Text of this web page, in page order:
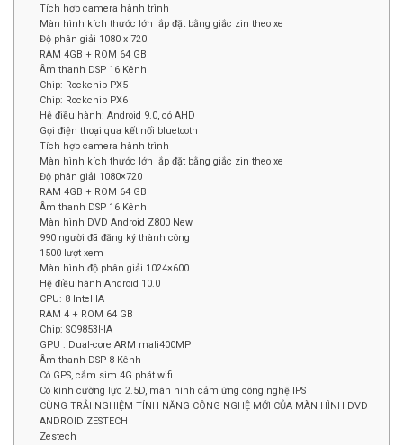
Tích hợp camera hành trình
Màn hình kích thước lớn lắp đặt bằng giắc zin theo xe
Độ phân giải 1080 x 720
RAM 4GB + ROM 64 GB
Âm thanh DSP 16 Kênh
Chip: Rockchip PX5
Chip: Rockchip PX6
Hệ điều hành: Android 9.0, có AHD
Gọi điện thoại qua kết nối bluetooth
Tích hợp camera hành trình
Màn hình kích thước lớn lắp đặt bằng giắc zin theo xe
Độ phân giải 1080×720
RAM 4GB + ROM 64 GB
Âm thanh DSP 16 Kênh
Màn hình DVD Android Z800 New
990 người đã đăng ký thành công
1500 lượt xem
Màn hình độ phân giải 1024×600
Hệ điều hành Android 10.0
CPU: 8 Intel IA
RAM 4 + ROM 64 GB
Chip: SC9853I-IA
GPU : Dual-core ARM mali400MP
Âm thanh DSP 8 Kênh
Có GPS, cắm sim 4G phát wifi
Có kính cường lực 2.5D, màn hình cảm ứng công nghệ IPS
CÙNG TRẢI NGHIỆM TÍNH NĂNG CÔNG NGHỆ MỚI CỦA MÀN HÌNH DVD
ANDROID ZESTECH
Zestech